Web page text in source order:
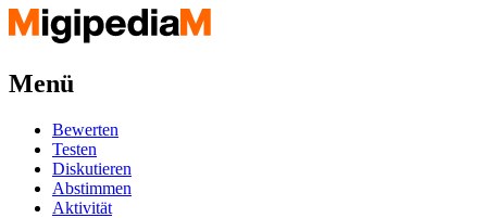
Menü
Bewerten
Testen
Diskutieren
Abstimmen
Aktivität